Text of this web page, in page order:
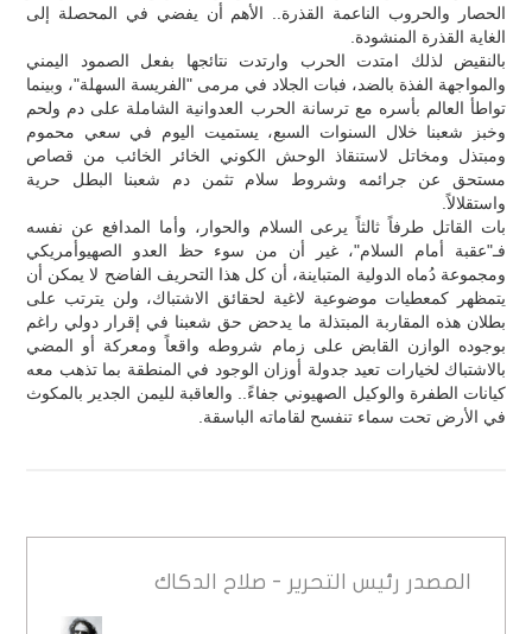
الحصار والحروب الناعمة القذرة.. الأهم أن يفضي في المحصلة إلى
الغاية القذرة المنشودة.
بالنقيض لذلك امتدت الحرب وارتدت نتائجها بفعل الصمود اليمني
والمواجهة الفذة بالضد، فبات الجلاد في مرمى "الفريسة السهلة"، وبينما
تواطأ العالم بأسره مع ترسانة الحرب العدوانية الشاملة على دم ولحم
وخبز شعبنا خلال السنوات السبع، يستميت اليوم في سعي محموم
ومبتذل ومخاتل لاستنقاذ الوحش الكوني الخائر الخائب من قصاص
مستحق عن جرائمه وشروط سلام تثمن دم شعبنا البطل حرية
واستقلالاً.
بات القاتل طرفاً ثالثاً يرعى السلام والحوار، وأما المدافع عن نفسه
فـ"عقبة أمام السلام"، غير أن من سوء حظ العدو الصهيوأمريكي
ومجموعة دُماه الدولية المتباينة، أن كل هذا التحريف الفاضح لا يمكن أن
يتمظهر كمعطيات موضوعية لاغية لحقائق الاشتباك، ولن يترتب على
بطلان هذه المقاربة المبتذلة ما يدحض حق شعبنا في إقرار دولي راغم
بوجوده الوازن القابض على زمام شروطه واقعاً ومعركة أو المضي
بالاشتباك لخيارات تعيد جدولة أوزان الوجود في المنطقة بما تذهب معه
كيانات الطفرة والوكيل الصهيوني جفاءً.. والعاقبة لليمن الجدير بالمكوث
في الأرض تحت سماء تنفسح لقاماته الباسقة.
المصدر رئيس التحرير - صلاح الدكاك